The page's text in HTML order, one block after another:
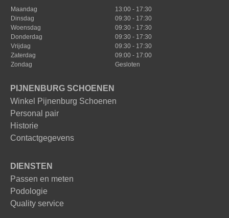
Maandag
13:00 - 17:30
Dinsdag
09:30 - 17:30
Woensdag
09:30 - 17:30
Donderdag
09:30 - 17:30
Vrijdag
09:30 - 17:30
Zaterdag
09:00 - 17:00
Zondag
Gesloten
PIJNENBURG SCHOENEN
Winkel Pijnenburg Schoenen
Personal pair
Historie
Contactgegevens
DIENSTEN
Passen en meten
Podologie
Quality service